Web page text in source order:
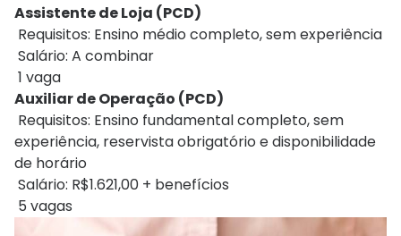
Assistente de Loja (PCD)
Requisitos: Ensino médio completo, sem experiência
Salário: A combinar
1 vaga
Auxiliar de Operação (PCD)
Requisitos: Ensino fundamental completo, sem
experiência, reservista obrigatório e disponibilidade
de horário
Salário: R$1.621,00 + benefícios
5 vagas